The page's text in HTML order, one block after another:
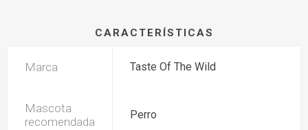
CARACTERÍSTICAS
Marca Taste Of The Wild
Mascota
recomendada
Perro